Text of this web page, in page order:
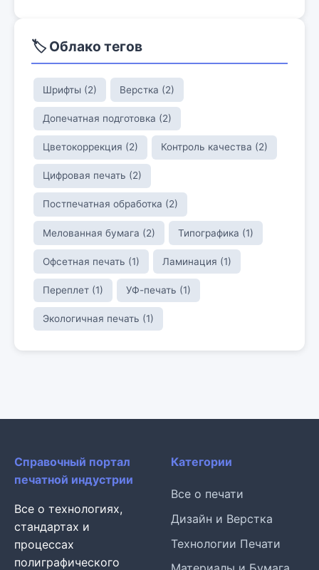
🏷️ Облако тегов
Шрифты (2) Верстка (2)
Допечатная подготовка (2)
Цветокоррекция (2) Контроль качества (2)
Цифровая печать (2)
Постпечатная обработка (2)
Мелованная бумага (2) Типографика (1)
Офсетная печать (1) Ламинация (1)
Переплет (1) УФ-печать (1)
Экологичная печать (1)
Справочный портал
печатной индустрии
Все о технологиях,
стандартах и
процессах
полиграфического
Категории
Все о печати
Дизайн и Верстка
Технологии Печати